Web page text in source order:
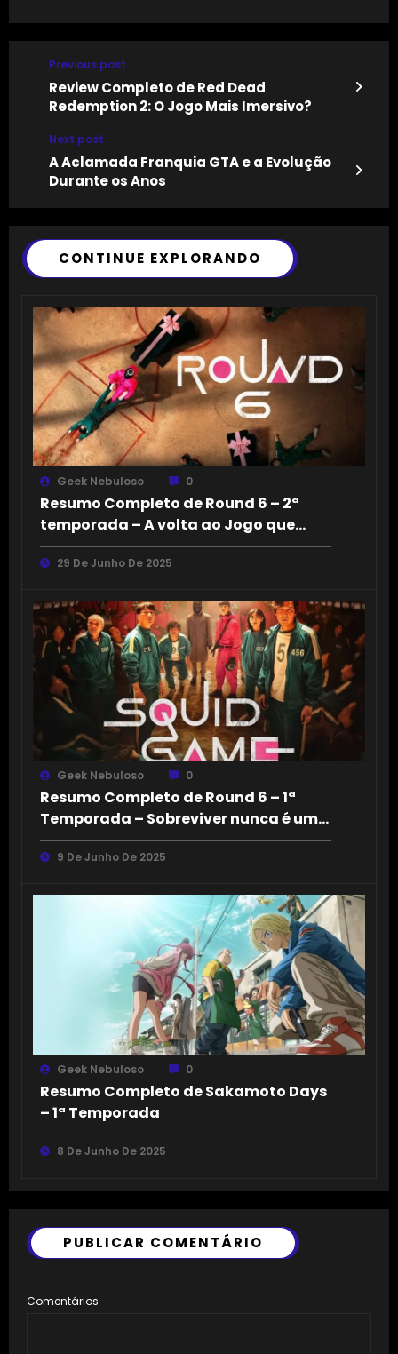
Previous post
Review Completo de Red Dead
Redemption 2: O Jogo Mais Imersivo?
Next post
A Aclamada Franquia GTA e a Evolução
Durante os Anos
CONTINUE EXPLORANDO
Geek Nebuloso 0
Resumo Completo de Round 6 – 2ª
temporada – A volta ao Jogo que
Nunca Acaba
29 De Junho De 2025
Geek Nebuloso 0
Resumo Completo de Round 6 – 1ª
Temporada – Sobreviver nunca é um
jogo
9 De Junho De 2025
Geek Nebuloso 0
Resumo Completo de Sakamoto Days
– 1ª Temporada
8 De Junho De 2025
PUBLICAR COMENTÁRIO
Comentários